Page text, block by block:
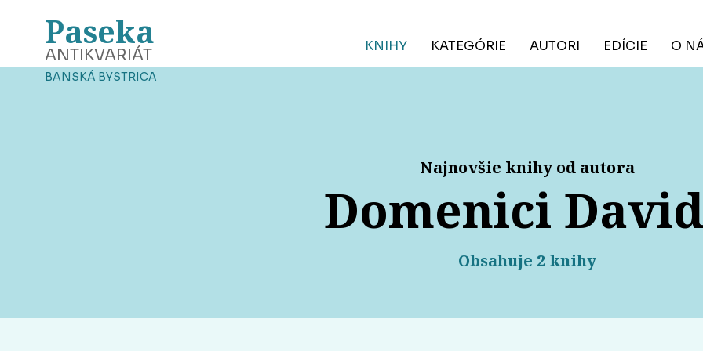
Paseka
ANTIKVARIÁT
BANSKÁ BYSTRICA
KNIHY KATEGÓRIE AUTORI EDÍCIE O
Najnovšie knihy od autora
Domenici
Obsahuje 2 knihy